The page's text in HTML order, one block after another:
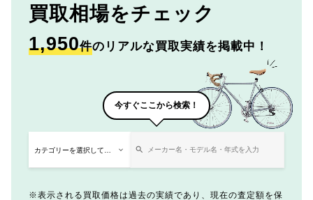
買取相場をチェック
1,950件のリアルな買取実績を掲載中！
今すぐここから検索！
表示される買取価格は過去の実績であり、現在の査定額を保